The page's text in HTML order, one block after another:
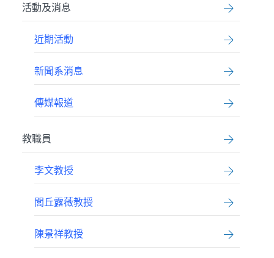
活動及消息
近期活動
新聞系消息
傳媒報道
教職員
李文教授
閭丘露薇教授
陳景祥教授